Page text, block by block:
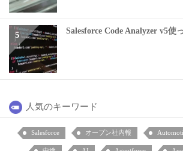
Salesforce Code Analyzer v5使
人気のキーワード
Salesforce オープン社内報